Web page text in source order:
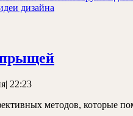
дизайна
прыщей5
от
| 22:23
методов, которые